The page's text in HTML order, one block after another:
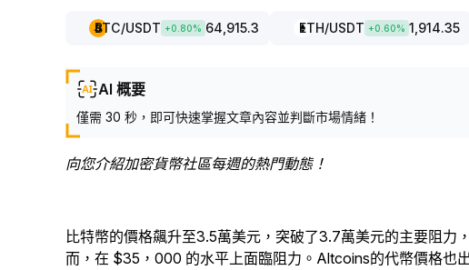
BTC/USDT +0.80% 64,915.3 ETH/USDT +0.60% 1,914.35
AI 概要
僅需 30 秒，即可快速掌握文章內容並判斷市場情緒！
向您介紹加密貨幣社區每週的熱門動態！
比特幣的價格飆升至3.5萬美元，突破了3.7萬美元的主要阻力
而，在 $35，000 的水平上面臨阻力。Altcoins的代幣價格也